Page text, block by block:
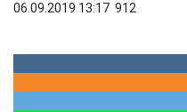
06.09.2019 13:17 912